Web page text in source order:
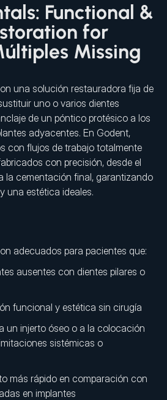
Functional &
for
Missing
una solución restauradora fija de
uno o varios dientes
de un póntico protésico a los
adyacentes. En Godent,
con flujos de trabajo totalmente
con precisión, desde el
la cementación final, garantizando
una estética ideales.
adecuados para pacientes que:
ausentes con dientes pilares o
funcional y estética sin cirugía
un injerto óseo o a la colocación
sistémicas o
más rápido en comparación con
en implantes